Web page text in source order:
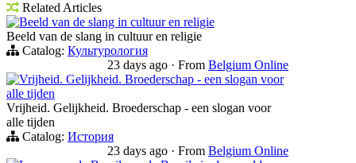
Related Articles
Beeld van de slang in cultuur en religie
Beeld van de slang in cultuur en religie
Catalog: Культурология
23 days ago · From Belgium Online
Vrijheid. Gelijkheid. Broederschap - een slogan voor
alle tijden
Vrijheid. Gelijkheid. Broederschap - een slogan voor
alle tijden
Catalog: История
23 days ago · From Belgium Online